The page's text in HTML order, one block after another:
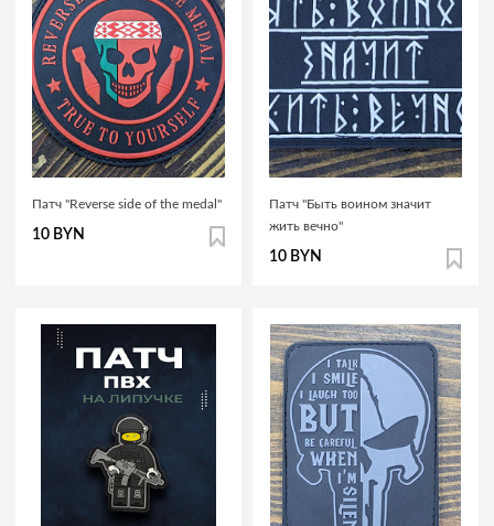
Патч "Reverse side of the medal"
10 BYN
Патч "Быть воином значит
жить вечно"
10 BYN